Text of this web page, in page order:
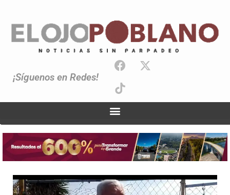
¡Síguenos en Redes!